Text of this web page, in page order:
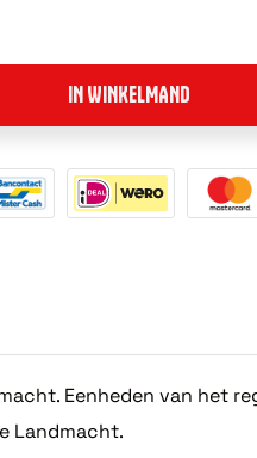
IN WINKELMAND
Eenheden van het
Landmacht.